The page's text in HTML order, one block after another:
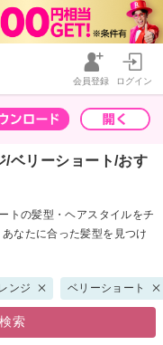
会員登録 ログイン
/ベリーショート/おす
トの髪型・ヘアスタイルをチ
なたに合った髪型を見つけ
ンジ ベリーショート
索